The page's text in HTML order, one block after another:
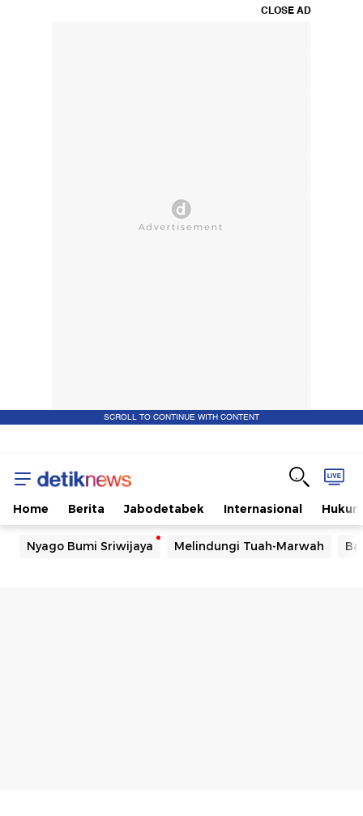
CLOSE AD
SCROLL TO CONTINUE WITH CONTENT
Home Berita Jabodetabek Internasional Hukum
Nyago Bumi Sriwijaya Melindungi Tuah-Marwah